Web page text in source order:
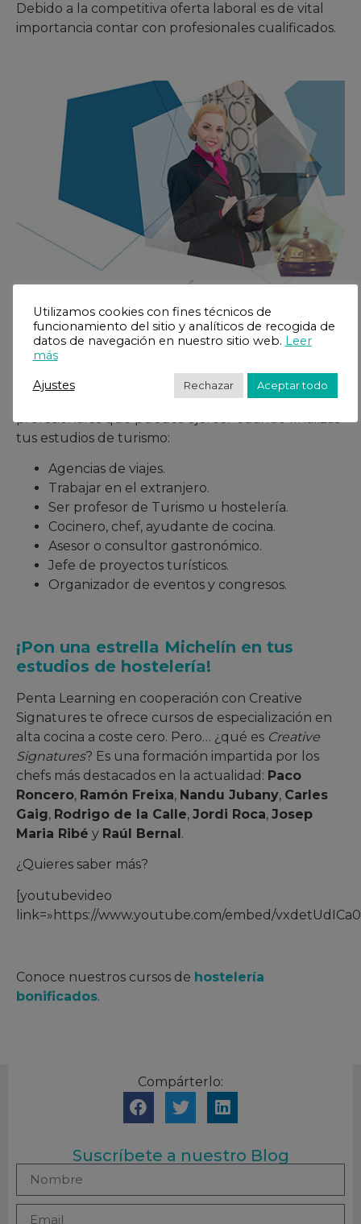
Debido a la competitiva oferta laboral es de vital
importancia contar con profesionales cualificados.
Salidas profesionales
A continuación te enumeramos diferentes salidas
profesionales que puedes ejercer cuando finalizas
tus estudios de turismo:
Agencias de viajes.
Trabajar en el extranjero.
Ser profesor de Turismo u hostelería.
Cocinero, chef, ayudante de cocina.
Asesor o consultor gastronómico.
Jefe de proyectos turísticos.
Organizador de eventos y congresos.
¡Pon una estrella Michelín en tus
estudios de hostelería!
Penta Learning en cooperación con Creative
Signatures te ofrece cursos de especialización en
alta cocina a coste cero. Pero… ¿qué es Creative
Signatures? Es una formación impartida por los
chefs más destacados en la actualidad: Paco
Roncero, Ramón Freixa, Nandu Jubany, Carles
Gaig, Rodrigo de la Calle, Jordi Roca, Josep
Maria Ribé y Raúl Bernal.
¿Quieres saber más?
[youtubevideo
link=»https://www.youtube.com/embed/
Conoce nuestros cursos de hostelería
bonificados.
Compárterlo:
Suscríbete a nuestro Blog
Utilizamos cookies con fines técnicos de
funcionamiento del sitio y analíticos de recogida de
datos de navegación en nuestro sitio web. Leer
más
Ajustes Rechazar Aceptar todo